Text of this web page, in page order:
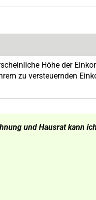
Höhe der
zu versteuernden
und Hausrat kann